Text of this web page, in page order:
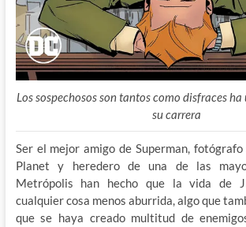
Los sospechosos son tantos como disfraces
su carrera
Ser el mejor amigo de Superman,
Planet y heredero de una de las
Metrópolis han hecho que la vida de
cualquier cosa menos aburrida, algo que
que se haya creado multitud de